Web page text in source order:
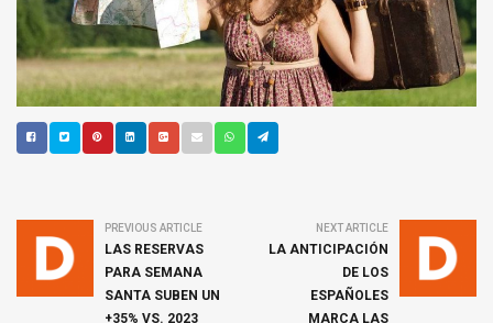
PREVIOUS ARTICLE
LAS RESERVAS
PARA SEMANA
SANTA SUBEN UN
+35% VS. 2023
NEXT ARTICLE
LA ANTICIPACIÓN
DE LOS
ESPAÑOLES
MARCA LAS